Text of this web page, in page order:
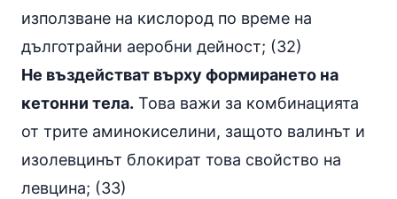
използване на кислород по време на
дълготрайни аеробни дейност; (32)
Не въздействат върху формирането на
кетонни тела. Това важи за комбинацията
от трите аминокиселини, защото валинът и
изолевцинът блокират това свойство на
левцина; (33)